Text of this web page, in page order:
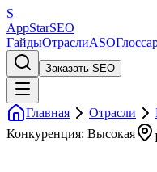
S
AppStarSEO
ГайдыОтраслиASO
Заказать SEO
Главная Отрасли
Конкуренция: Высокая